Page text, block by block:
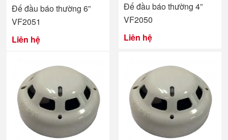
Đế đầu báo thường 6”
VF2051
Liên hệ
Đế đầu báo thường 4”
VF2050
Liên hệ